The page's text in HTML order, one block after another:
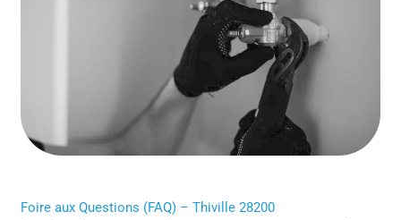
Foire aux Questions (FAQ) – Thiville 28200